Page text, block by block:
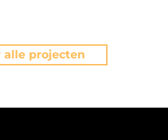
alle projecten